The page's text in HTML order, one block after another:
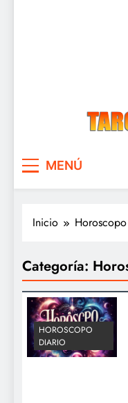
MENÚ
Inicio
Categoría:
HOROSCOPO
DIARIO